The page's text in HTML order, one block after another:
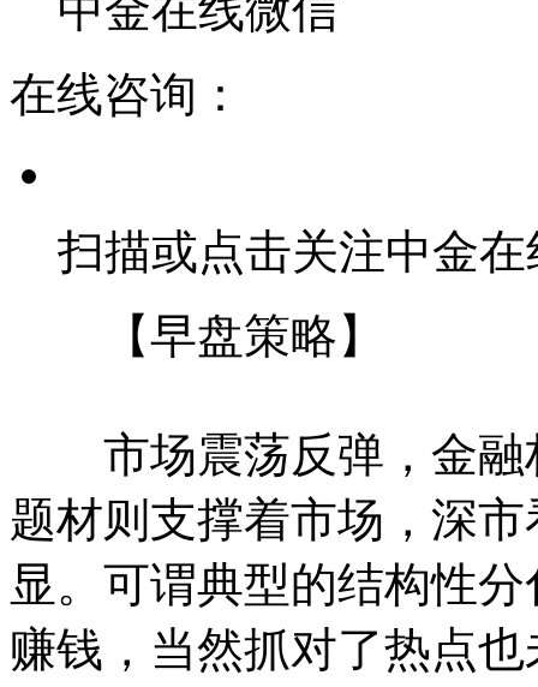
中金在线微信
在线咨询：
扫描或点击关注中金
【早盘策略】
市场震荡反弹，金融
题材则支撑着市场，深
显。可谓典型的结构性
赚钱，当然抓对了热点